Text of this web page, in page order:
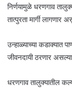
निर्णयामुळे धरणगाव
तात्पुरता मार्गी लागणार
उन्हाळ्याच्या कडाक्यात
जीवनदायी ठरणार
धरणगाव तालुक्यातील